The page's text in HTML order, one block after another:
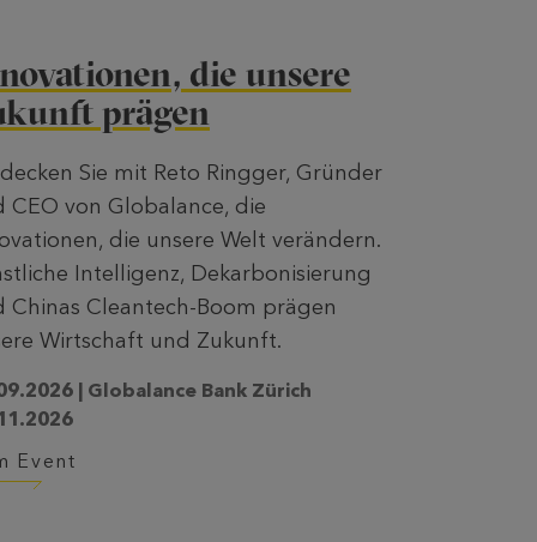
die unsere
prägen
Sie mit Reto Ringger, Gründer
CEO von Globalance, die
die unsere Welt verändern.
Intelligenz, Dekarbonisierung
Chinas Cleantech-Boom prägen
Wirtschaft und Zukunft.
| Globalance Bank Zürich
Event